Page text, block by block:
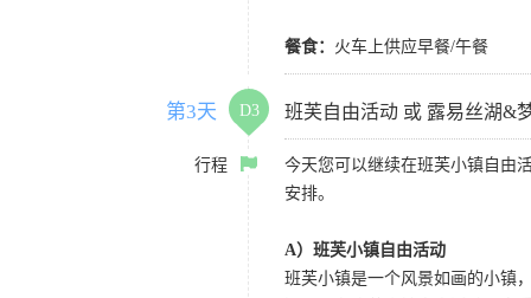
餐食： 火车上供应早餐/午餐
第3天 D3 班芙自由活动 或 露易丝湖&
行程
今天您可以继续在班芙小镇自由
安排。
A）班芙小镇自由活动
班芙小镇是一个风景如画的小镇